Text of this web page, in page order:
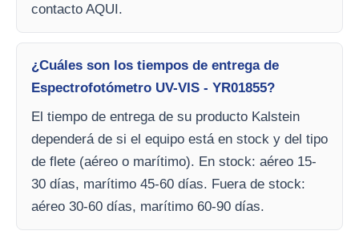
contacto AQUI.
¿Cuáles son los tiempos de entrega de
Espectrofotómetro UV-VIS - YR01855?
El tiempo de entrega de su producto Kalstein
dependerá de si el equipo está en stock y del tipo
de flete (aéreo o marítimo). En stock: aéreo 15-
30 días, marítimo 45-60 días. Fuera de stock:
aéreo 30-60 días, marítimo 60-90 días.